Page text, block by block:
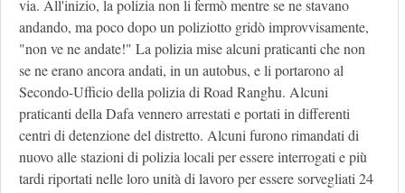
via. All'inizio, la polizia non li fermò mentre se ne stavano
andando, ma poco dopo un poliziotto gridò improvvisamente,
"non ve ne andate!" La polizia mise alcuni praticanti che non
se ne erano ancora andati, in un autobus, e li portarono al
Secondo-Ufficio della polizia di Road Ranghu. Alcuni
praticanti della Dafa vennero arrestati e portati in differenti
centri di detenzione del distretto. Alcuni furono rimandati di
nuovo alle stazioni di polizia locali per essere interrogati e più
tardi riportati nelle loro unità di lavoro per essere sorvegliati 24